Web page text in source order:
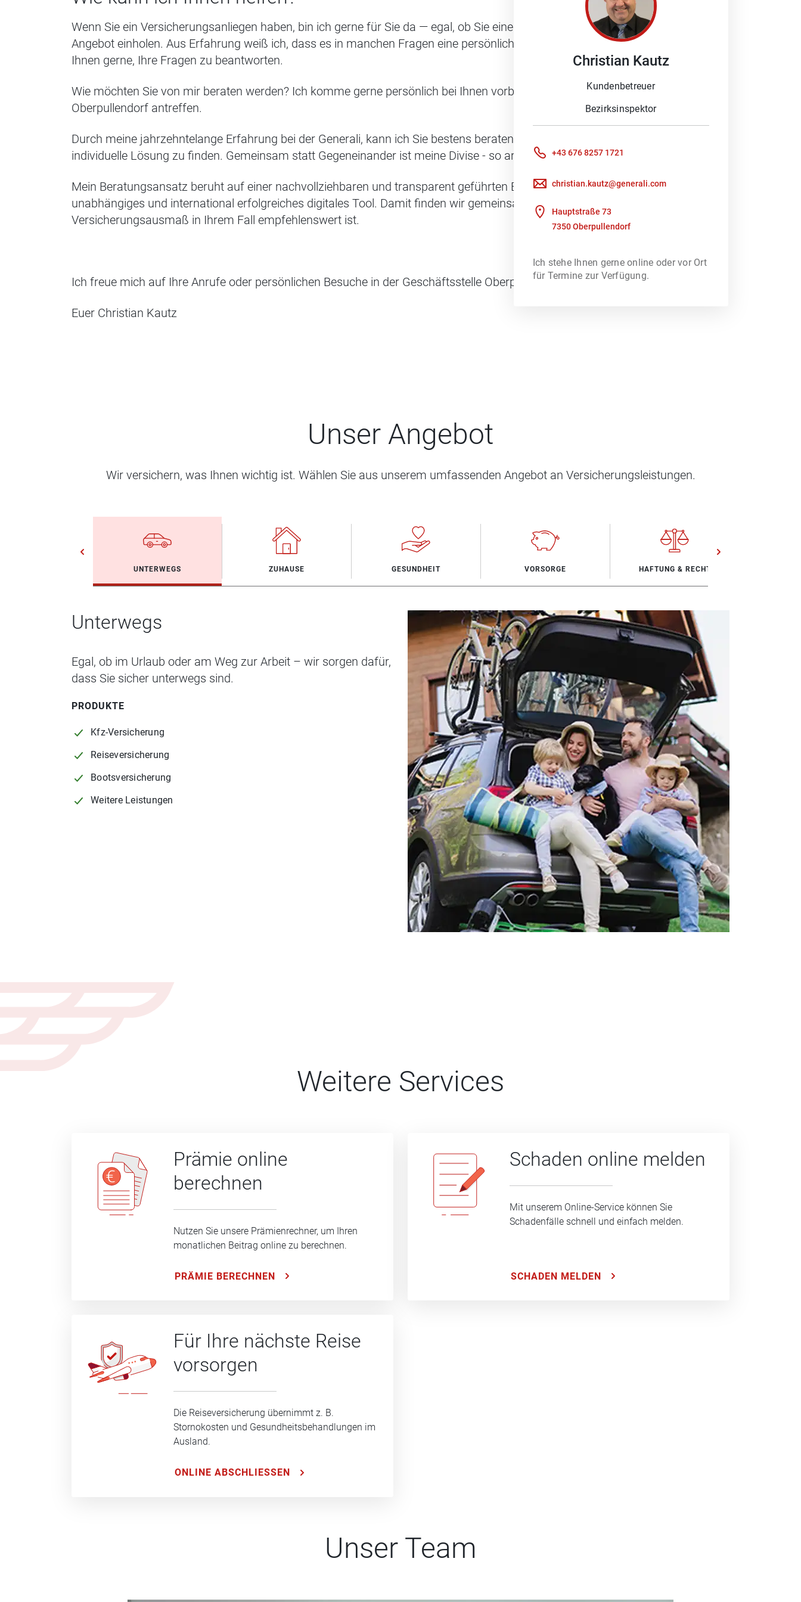
Christian Kautz
Kundenbetreuer
Bezirksinspektor
+43 676 8257 1721
christian.kautz@generali.com
Hauptstraße 73
7350 Oberpullendorf
Ich stehe Ihnen gerne online oder vor Ort
für Termine zur Verfügung.
Wenn Sie ein Versicherungsanliegen haben, bin ich gerne für Sie da — egal, ob Sie einen Schaden melden möchten oder ein
Angebot einholen. Aus Erfahrung weiß ich, dass es in manchen Fragen eine persönliche Beratung braucht. Darum helfe ich
Ihnen gerne, Ihre Fragen zu beantworten.
Wie möchten Sie von mir beraten werden? Ich komme gerne persönlich bei Ihnen vorbei. Außerdem können Sie mich im Büro in
Oberpullendorf antreffen.
Durch meine jahrzehntelange Erfahrung bei der Generali, kann ich Sie bestens beraten und versuche für jedes Problem eine
individuelle Lösung zu finden. Gemeinsam statt Gegeneinander ist meine Divise - so arbeite ich mit meinem Team zusammen!
Mein Beratungsansatz beruht auf einer nachvollziehbaren und transparent geführten Bedarfsberatung – unterstützt durch ein
unabhängiges und international erfolgreiches digitales Tool. Damit finden wir gemeinsam heraus, welches
Versicherungsausmaß in Ihrem Fall empfehlenswert ist.
Ich freue mich auf Ihre Anrufe oder persönlichen Besuche in der Geschäftsstelle Oberpullendorf!
Euer Christian Kautz
Unser Angebot
Wir versichern, was Ihnen wichtig ist. Wählen Sie aus unserem umfassenden Angebot an Versicherungsleistungen.
UNTERWEGS ZUHAUSE GESUNDHEIT VORSORGE HAFTUNG & RECHT
Unterwegs
Egal, ob im Urlaub oder am Weg zur Arbeit – wir sorgen dafür,
dass Sie sicher unterwegs sind.
PRODUKTE
Kfz-Versicherung
Reiseversicherung
Bootsversicherung
Weitere Leistungen
Weitere Services
Prämie online
berechnen
Nutzen Sie unsere Prämienrechner, um Ihren
monatlichen Beitrag online zu berechnen.
PRÄMIE BERECHNEN
Schaden online melden
Mit unserem Online-Service können Sie
Schadenfälle schnell und einfach melden.
SCHADEN MELDEN
Für Ihre nächste Reise
vorsorgen
Die Reiseversicherung übernimmt z. B.
Stornokosten und Gesundheitsbehandlungen im
Ausland.
ONLINE ABSCHLIESSEN
Unser Team